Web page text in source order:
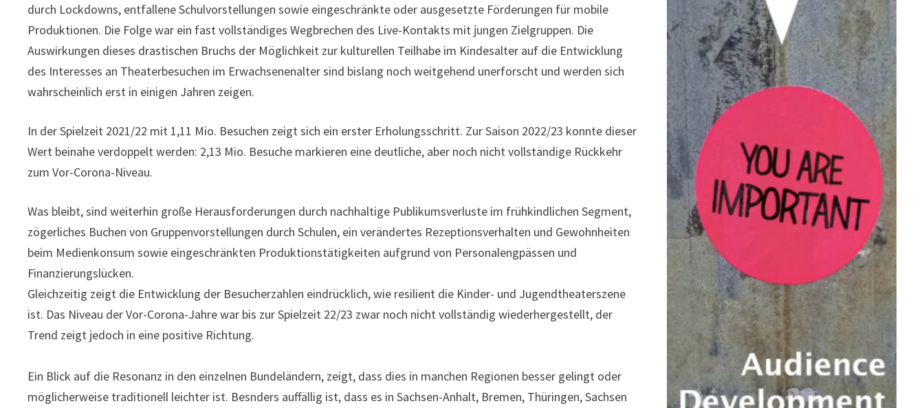
durch Lockdowns, entfallene Schulvorstellungen sowie eingeschränkte oder ausgesetzte Förderungen für mobile
Produktionen. Die Folge war ein fast vollständiges Wegbrechen des Live-Kontakts mit jungen Zielgruppen. Die
Auswirkungen dieses drastischen Bruchs der Möglichkeit zur kulturellen Teilhabe im Kindesalter auf die Entwicklung
des Interesses an Theaterbesuchen im Erwachsenenalter sind bislang noch weitgehend unerforscht und werden sich
wahrscheinlich erst in einigen Jahren zeigen.
In der Spielzeit 2021/22 mit 1,11 Mio. Besuchen zeigt sich ein erster Erholungsschritt. Zur Saison 2022/23 konnte dieser
Wert beinahe verdoppelt werden: 2,13 Mio. Besuche markieren eine deutliche, aber noch nicht vollständige Rückkehr
zum Vor-Corona-Niveau.
Was bleibt, sind weiterhin große Herausforderungen durch nachhaltige Publikumsverluste im frühkindlichen Segment,
zögerliches Buchen von Gruppenvorstellungen durch Schulen, ein verändertes Rezeptionsverhalten und Gewohnheiten
beim Medienkonsum sowie eingeschränkten Produktionstätigkeiten aufgrund von Personalengpässen und
Finanzierungslücken.
Gleichzeitig zeigt die Entwicklung der Besucherzahlen eindrücklich, wie resilient die Kinder- und Jugendtheaterszene
ist. Das Niveau der Vor-Corona-Jahre war bis zur Spielzeit 22/23 zwar noch nicht vollständig wiederhergestellt, der
Trend zeigt jedoch in eine positive Richtung.
Ein Blick auf die Resonanz in den einzelnen Bundeländern, zeigt, dass dies in manchen Regionen besser gelingt oder
möglicherweise traditionell leichter ist. Besnders auffällig ist, dass es in Sachsen-Anhalt, Bremen, Thüringen, Sachsen